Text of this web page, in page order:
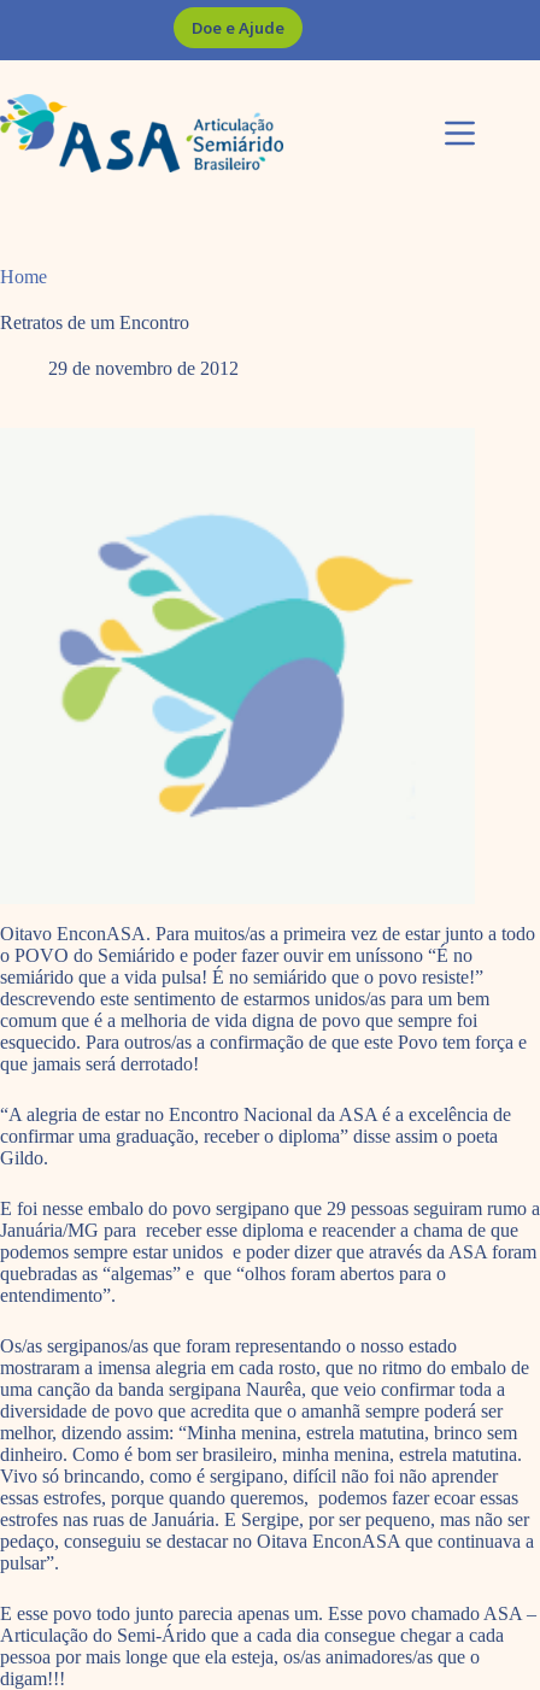
Doe e Ajude
Home
Retratos de um Encontro
29 de novembro de 2012
Oitavo EnconASA. Para muitos/as a primeira vez de estar junto a todo
o POVO do Semiárido e poder fazer ouvir em uníssono “É no
semiárido que a vida pulsa! É no semiárido que o povo resiste!”
descrevendo este sentimento de estarmos unidos/as para um bem
comum que é a melhoria de vida digna de povo que sempre foi
esquecido. Para outros/as a confirmação de que este Povo tem força e
que jamais será derrotado!
“A alegria de estar no Encontro Nacional da ASA é a excelência de
confirmar uma graduação, receber o diploma” disse assim o poeta
Gildo.
E foi nesse embalo do povo sergipano que 29 pessoas seguiram rumo a
Januária/MG para receber esse diploma e reacender a chama de que
podemos sempre estar unidos e poder dizer que através da ASA foram
quebradas as “algemas” e que “olhos foram abertos para o
entendimento”.
Os/as sergipanos/as que foram representando o nosso estado
mostraram a imensa alegria em cada rosto, que no ritmo do embalo de
uma canção da banda sergipana Naurêa, que veio confirmar toda a
diversidade de povo que acredita que o amanhã sempre poderá ser
melhor, dizendo assim: “Minha menina, estrela matutina, brinco sem
dinheiro. Como é bom ser brasileiro, minha menina, estrela matutina.
Vivo só brincando, como é sergipano, difícil não foi não aprender
essas estrofes, porque quando queremos, podemos fazer ecoar essas
estrofes nas ruas de Januária. E Sergipe, por ser pequeno, mas não ser
pedaço, conseguiu se destacar no Oitava EnconASA que continuava a
pulsar”.
E esse povo todo junto parecia apenas um. Esse povo chamado ASA –
Articulação do Semi-Árido que a cada dia consegue chegar a cada
pessoa por mais longe que ela esteja, os/as animadores/as que o
digam!!!